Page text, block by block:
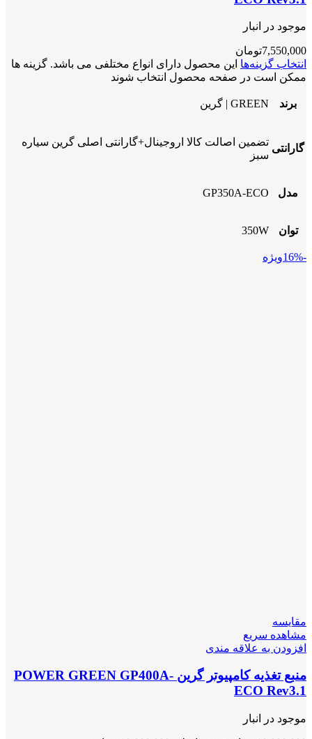
موجود در انبار
7,550,000تومان
انتخاب گزینه‌ها این محصول دارای انواع مختلفی می باشد. گزینه ها
ممکن است در صفحه محصول انتخاب شوند
برند GREEN | گرین
گارانتی
تضمین اصالت کالا اروجینال+گارانتی اصلی گرین سیاره
سبز
مدل GP350A-ECO
توان 350W
-16% ویژه
مقایسه
مشاهده سریع
افزودن به علاقه مندی
منبع تغذیه کامپیوتر گرین POWER GREEN GP400A-
ECO Rev3.1
موجود در انبار